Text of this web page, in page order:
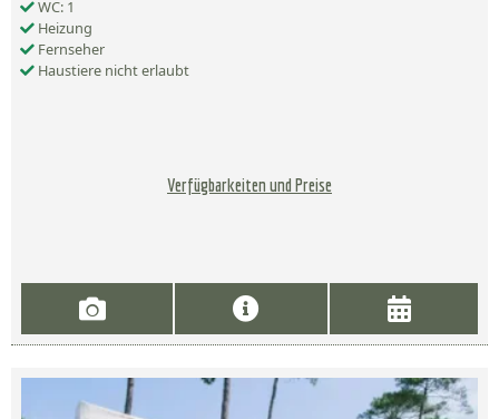
WC: 1
Heizung
Fernseher
Haustiere nicht erlaubt
Verfügbarkeiten und Preise